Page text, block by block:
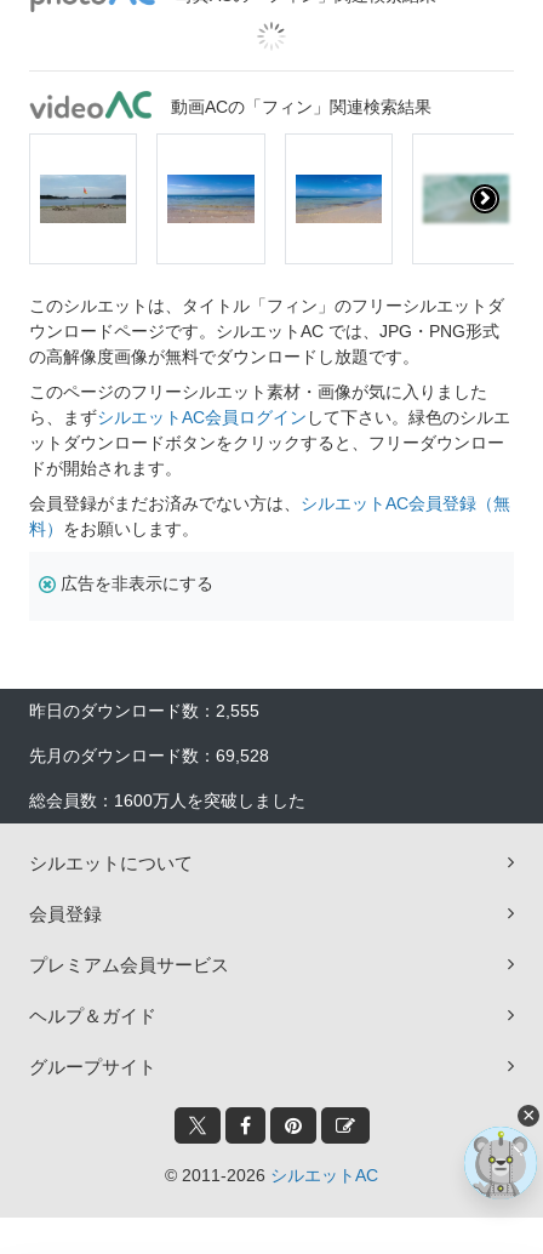
動画ACの「フィン」関連検索結果
このシルエットは、タイトル「フィン」のフリーシルエットダ
ウンロードページです。シルエットAC では、JPG・PNG形式
の高解像度画像が無料でダウンロードし放題です。
このページのフリーシルエット素材・画像が気に入りました
ら、まずシルエットAC会員ログイン して下さい。緑色のシルエ
ットダウンロードボタンをクリックすると、フリーダウンロー
ドが開始されます。
会員登録がまだお済みでない方は、 シルエットAC会員登録（無
料） をお願いします。
広告を非表示にする
昨日のダウンロード数：2,555
先月のダウンロード数：69,528
総会員数：1600万人を突破しました
シルエットについて
会員登録
プレミアム会員サービス
ヘルプ＆ガイド
グループサイト
© 2011-2026 シルエットAC
×